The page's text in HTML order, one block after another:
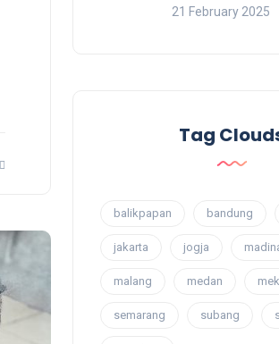
21 February 2025
Tag
balikpapan bandung
jakarta jogja
malang medan
semarang subang